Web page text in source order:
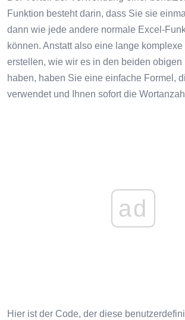
Funktion besteht darin, dass Sie sie
dann wie jede andere normale Excel-
können. Anstatt also eine lange komplexe
erstellen, wie wir es in den beiden
haben, haben Sie eine einfache Formel,
verwendet und Ihnen sofort die
ad
Hier ist der Code, der diese